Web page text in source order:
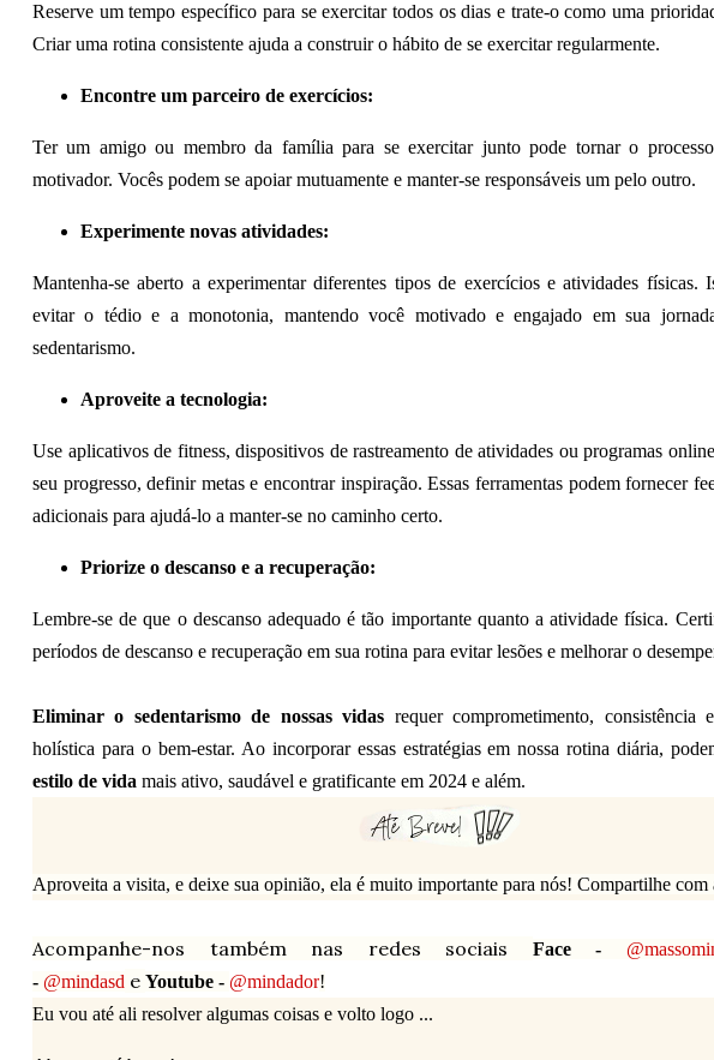
Reserve um tempo específico para se exercitar todos os dias e trate-o como uma
Criar uma rotina consistente ajuda a construir o hábito de se exercitar regularmente.
Encontre um parceiro de exercícios:
Ter um amigo ou membro da família para se exercitar junto pode tornar o
motivador. Vocês podem se apoiar mutuamente e manter-se responsáveis ​​um pelo outro.
Experimente novas atividades:
Mantenha-se aberto a experimentar diferentes tipos de exercícios e atividades físicas.
evitar o tédio e a monotonia, mantendo você motivado e engajado em sua
sedentarismo.
Aproveite a tecnologia:
Use aplicativos de fitness, dispositivos de rastreamento de atividades ou programas
seu progresso, definir metas e encontrar inspiração. Essas ferramentas podem fornecer
adicionais para ajudá-lo a manter-se no caminho certo.
Priorize o descanso e a recuperação:
Lembre-se de que o descanso adequado é tão importante quanto a atividade física.
períodos de descanso e recuperação em sua rotina para evitar lesões e melhorar o
Eliminar o sedentarismo de nossas vidas requer comprometimento, consistência
holística para o bem-estar. Ao incorporar essas estratégias em nossa rotina diária,
estilo de vida mais ativo, saudável e gratificante em 2024 e além.
Aproveita a visita, e deixe sua opinião, ela é muito importante para nós! Compartilhe com
Acompanhe-nos também nas redes sociais Face -
- @mindasd e Youtube - @mindador!
Eu vou até ali resolver algumas coisas e volto logo ...